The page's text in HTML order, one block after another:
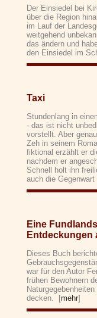
Der Einsiedel bei
über die Region
im Lauf der
weitgehend
das ändern und
den Einsiedel im
Taxi
Stundenlang in
- das ist nicht
vorstellt. Aber
Zeh in seinem
fiktional erzählt er
nachdem er
Schnell holt ihn
auch die
Eine
Entdeckungen
Dieses Buch
war für den Autor
frühen Bewohnern
decken. [mehr]